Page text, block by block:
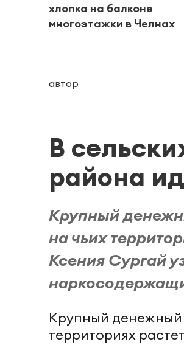
хлопка на балконе
многоэтажки в Челнах
автор
В
района
Крупный
на чьих
Ксения Сургай
Крупный денежный
территориях